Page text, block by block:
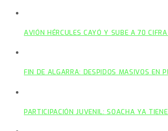
AVIÓN HÉRCULES CAYÓ Y SUBE A 70
FIN DE ALGARRA: DESPIDOS MASIVOS EN
PARTICIPACIÓN JUVENIL: SOACHA YA